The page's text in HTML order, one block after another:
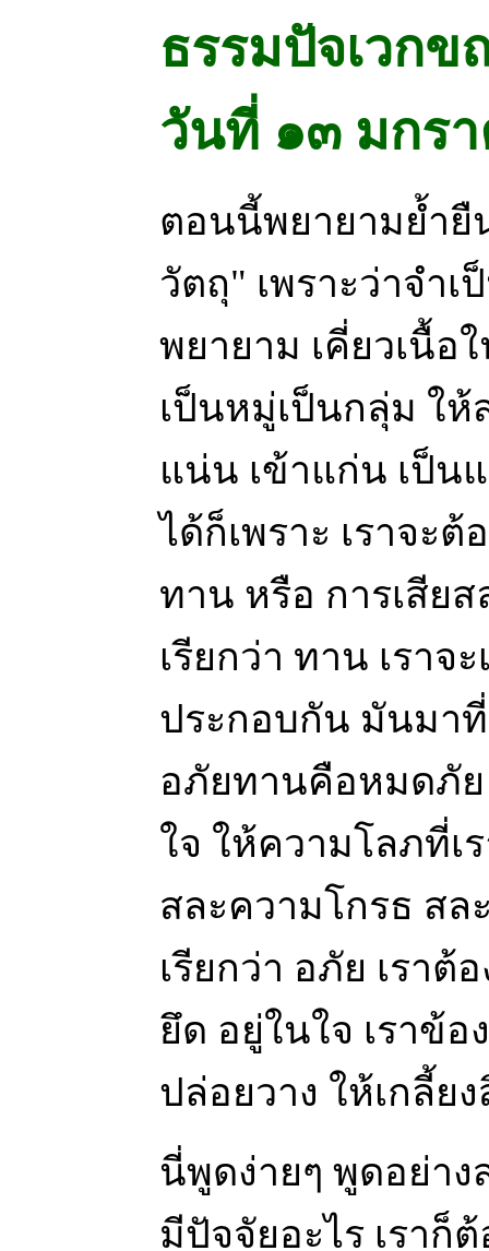
ธรรมปัจเวก
วันที่ ๑๓ มกร
ตอนนี้พยายามย้ำยื
วัตถุ" เพราะว่าจำเ
พยายาม เคี่ยวเนื้อ
เป็นหมู่เป็นกลุ่ม ใ
แน่น เข้าแก่น เป็น
ได้ก็เพราะ เราจะ
ทาน หรือ การเสีย
เรียกว่า ทาน เรา
ประกอบกัน มันมา
อภัยทานคือหมดภัย
ใจ ให้ความโลภที่เ
สละความโกรธ ส
เรียกว่า อภัย เราต้
ยึด อยู่ในใจ เราข้อ
ปล่อยวาง ให้เกลี้ย
นี่พูดง่ายๆ พูดอย่าง
มีปัจจัยอะไร เราก็